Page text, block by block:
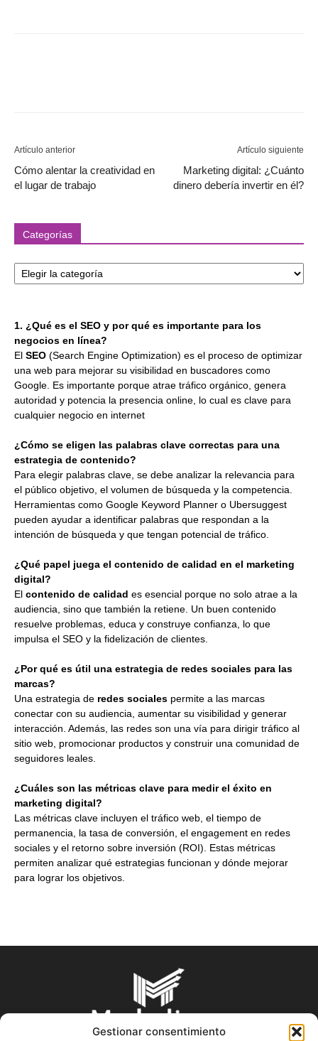
Gestionar consentimiento
Artículo anterior
Cómo alentar la creatividad en
el lugar de trabajo
Artículo siguiente
Marketing digital: ¿Cuánto
dinero debería invertir en él?
Categorías
1. ¿Qué es el SEO y por qué es importante para los
negocios en línea?
El SEO (Search Engine Optimization) es el proceso de optimizar
una web para mejorar su visibilidad en buscadores como
Google. Es importante porque atrae tráfico orgánico, genera
autoridad y potencia la presencia online, lo cual es clave para
cualquier negocio en internet
¿Cómo se eligen las palabras clave correctas para una
estrategia de contenido?
Para elegir palabras clave, se debe analizar la relevancia para
el público objetivo, el volumen de búsqueda y la competencia.
Herramientas como Google Keyword Planner o Ubersuggest
pueden ayudar a identificar palabras que respondan a la
intención de búsqueda y que tengan potencial de tráfico.
¿Qué papel juega el contenido de calidad en el marketing
digital?
El contenido de calidad es esencial porque no solo atrae a la
audiencia, sino que también la retiene. Un buen contenido
resuelve problemas, educa y construye confianza, lo que
impulsa el SEO y la fidelización de clientes.
¿Por qué es útil una estrategia de redes sociales para las
marcas?
Una estrategia de redes sociales permite a las marcas
conectar con su audiencia, aumentar su visibilidad y generar
interacción. Además, las redes son una vía para dirigir tráfico al
sitio web, promocionar productos y construir una comunidad de
seguidores leales.
¿Cuáles son las métricas clave para medir el éxito en
marketing digital?
Las métricas clave incluyen el tráfico web, el tiempo de
permanencia, la tasa de conversión, el engagement en redes
sociales y el retorno sobre inversión (ROI). Estas métricas
permiten analizar qué estrategias funcionan y dónde mejorar
para lograr los objetivos.